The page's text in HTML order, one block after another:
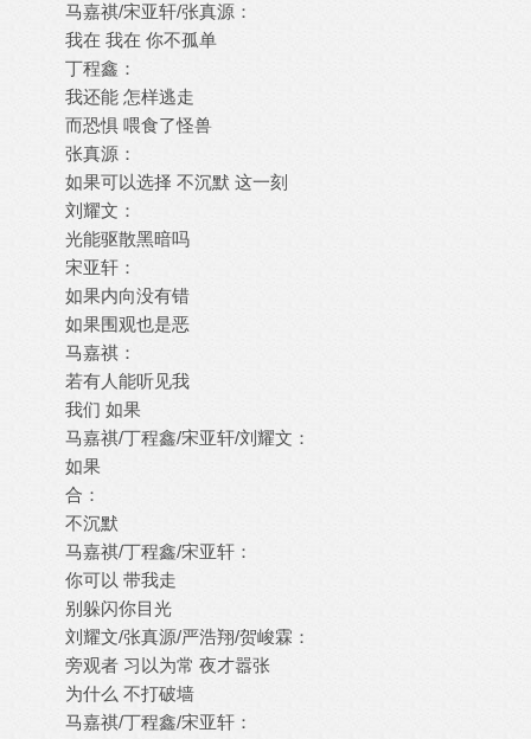
马嘉祺/宋亚轩/张真源：
我在 我在 你不孤单
丁程鑫：
我还能 怎样逃走
而恐惧 喂食了怪兽
张真源：
如果可以选择 不沉默 这一刻
刘耀文：
光能驱散黑暗吗
宋亚轩：
如果内向没有错
如果围观也是恶
马嘉祺：
若有人能听见我
我们 如果
马嘉祺/丁程鑫/宋亚轩/刘耀文：
如果
合：
不沉默
马嘉祺/丁程鑫/宋亚轩：
你可以 带我走
别躲闪你目光
刘耀文/张真源/严浩翔/贺峻霖：
旁观者 习以为常 夜才嚣张
为什么 不打破墙
马嘉祺/丁程鑫/宋亚轩：